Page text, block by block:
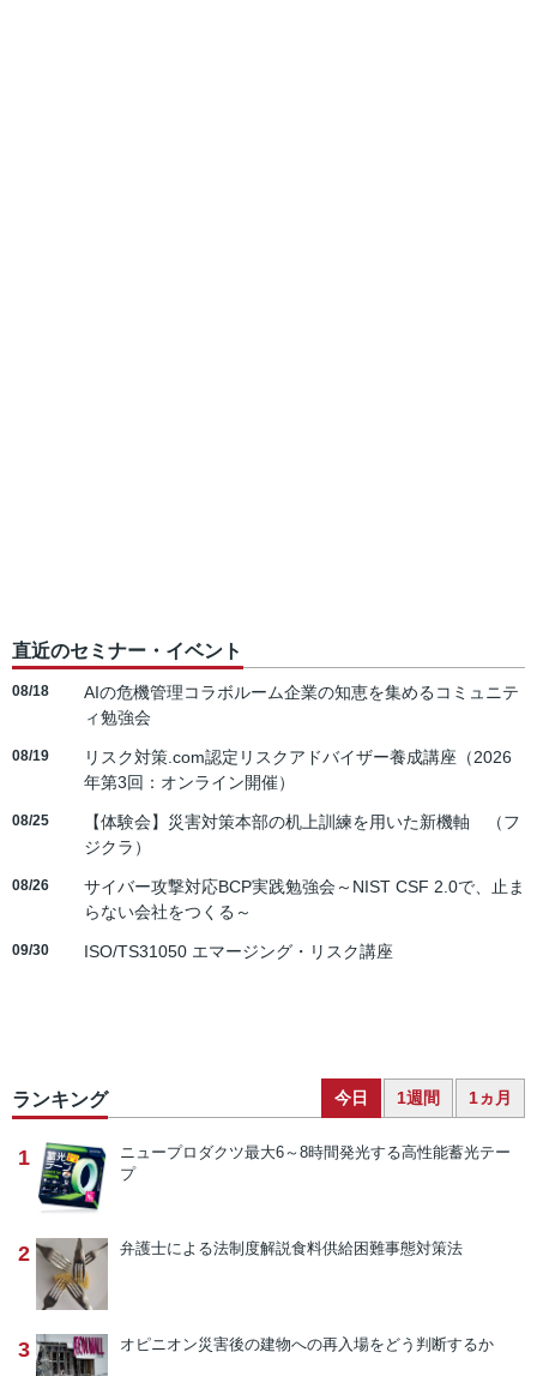
直近のセミナー・イベント
08/18
AIの危機管理コラボルーム企業の知恵を集めるコミュニテ
ィ勉強会
08/19
リスク対策.com認定リスクアドバイザー養成講座（2026
年第3回：オンライン開催）
08/25
【体験会】災害対策本部の机上訓練を用いた新機軸 （フ
ジクラ）
08/26
サイバー攻撃対応BCP実践勉強会～NIST CSF 2.0で、止ま
らない会社をつくる～
09/30 ISO/TS31050 エマージング・リスク講座
ランキング 今日 1週間 1ヵ月
1 ニュープロダクツ最大6～8時間発光する高性能蓄光テー
プ
2 弁護士による法制度解説食料供給困難事態対策法
3 オピニオン災害後の建物への再入場をどう判断するか